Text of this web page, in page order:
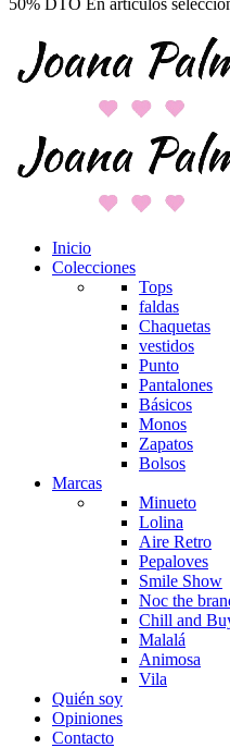
50% DTO En artículos
Inicio
Colecciones
Tops
faldas
Chaquetas
vestidos
Punto
Pantalones
Básicos
Monos
Zapatos
Bolsos
Marcas
Minueto
Lolina
Aire Retro
Pepaloves
Smile Show
Noc the
Chill and
Malalá
Animosa
Vila
Quién soy
Opiniones
Contacto